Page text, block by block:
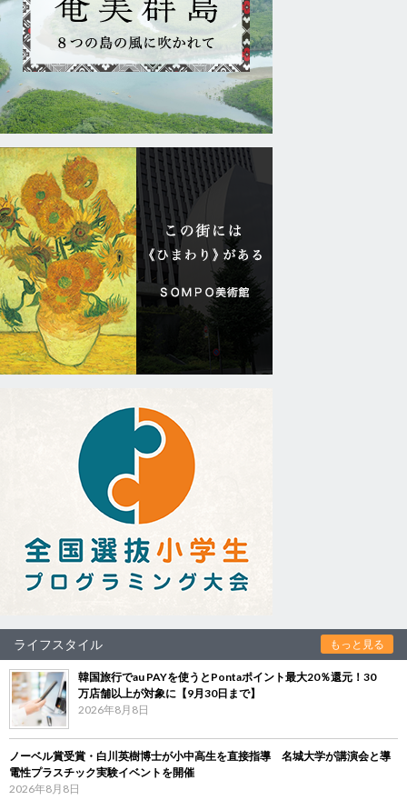
ライフスタイル もっと見る
韓国旅行でau PAYを使うとPontaポイント最大20％還元！30
万店舗以上が対象に【9月30日まで】
2026年8月8日
ノーベル賞受賞・白川英樹博士が小中高生を直接指導 名城大学が講演会と導
電性プラスチック実験イベントを開催
2026年8月8日